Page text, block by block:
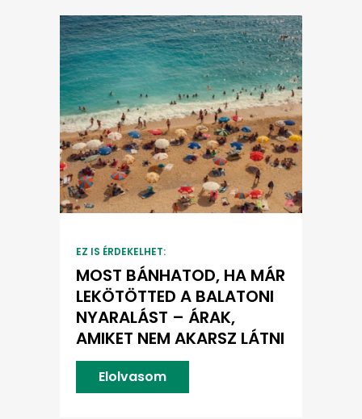
EZ IS ÉRDEKELHET:
MOST BÁNHATOD, HA MÁR
LEKÖTÖTTED A BALATONI
NYARALÁST – ÁRAK,
AMIKET NEM AKARSZ LÁTNI
Elolvasom